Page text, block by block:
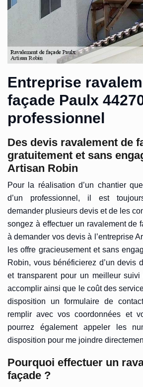
Entreprise
façade Paulx
professionnel
Des devis ravalement de
gratuitement et sans
Artisan Robin
Pour la réalisation d’un chantier
d’un professionnel, il est
demander plusieurs devis et de les
songez à effectuer un ravalement de
à demander vos devis à l’entreprise
les offre gracieusement et sans
Robin, vous bénéficierez d’un devis
et transparent pour un meilleur
accomplir ainsi que le coût des
disposition un formulaire de
remplir avec vos coordonnées et
pourrez également appeler les
disposition pour me joindre
Pourquoi effectuer un
façade ?